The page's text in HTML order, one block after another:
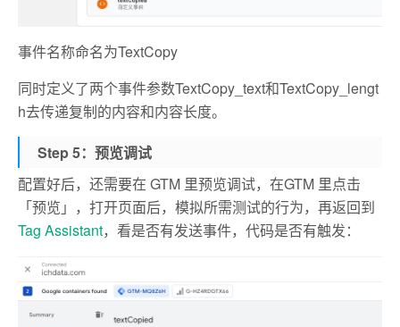
事件名称命名为TextCopy
同时定义了两个事件参数TextCopy_text和TextCopy_lengt
h去传递复制的内容和内容长度。
Step 5：预览调试
配置好后，还需要在 GTM 里预览调试，在GTM 里点击
「预览」，打开页面后，模拟所需测试的行为，再返回到
Tag Assistant，看是否有发送事件，代码是否有触发：